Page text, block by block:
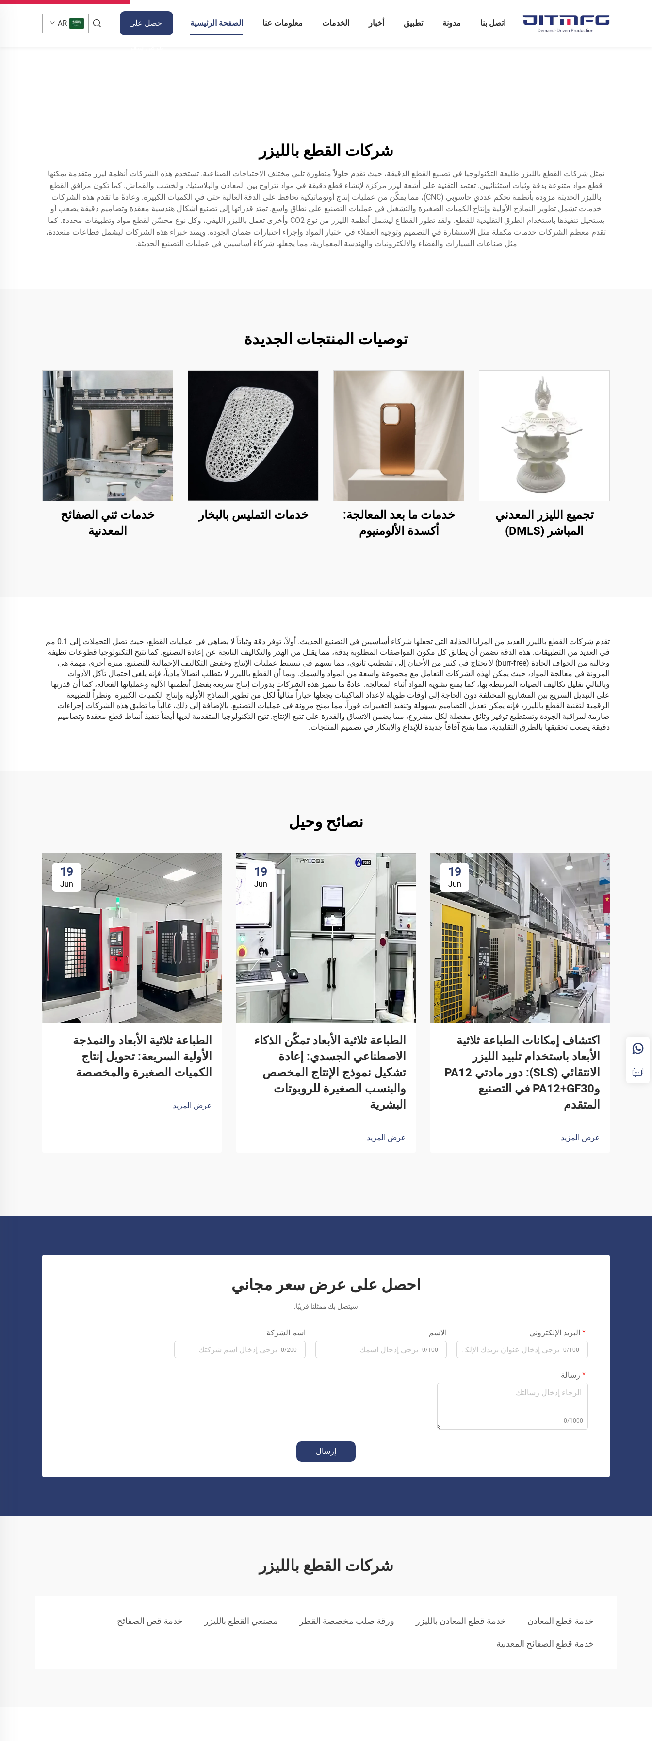
الصفحة الرئيسية معلومات عنا الخدمات أخبار تطبيق مدونة اتصل بنا احصل على AR
شركات القطع بالليزر
تمثل شركات القطع بالليزر طليعة التكنولوجيا في تصنيع القطع الدقيقة، حيث تقدم حلولاً متطورة تلبي مختلف الاحتياجات الصناعية. تستخدم هذه الشركات أنظمة ليزر متقدمة يمكنها
قطع مواد متنوعة بدقة وثبات استثنائيين. تعتمد التقنية على أشعة ليزر مركزة لإنشاء قطع دقيقة في مواد تتراوح بين المعادن والبلاستيك والخشب والقماش. كما تكون مرافق القطع
بالليزر الحديثة مزودة بأنظمة تحكم عددي حاسوبي (CNC)، مما يمكّن من عمليات إنتاج أوتوماتيكية تحافظ على الدقة العالية حتى في الكميات الكبيرة. وعادةً ما تقدم هذه الشركات
خدمات تشمل تطوير النماذج الأولية وإنتاج الكميات الصغيرة والتشغيل في عمليات التصنيع على نطاق واسع. تمتد قدراتها إلى تصنيع أشكال هندسية معقدة وتصاميم دقيقة يصعب أو
يستحيل تنفيذها باستخدام الطرق التقليدية للقطع. ولقد تطور القطاع ليشمل أنظمة الليزر من نوع CO2 وأخرى تعمل بالليزر الليفي، وكل نوع محسّن لقطع مواد وتطبيقات محددة. كما
تقدم معظم الشركات خدمات مكملة مثل الاستشارة في التصميم وتوجيه العملاء في اختيار المواد وإجراء اختبارات ضمان الجودة. ويمتد خبراء هذه الشركات ليشمل قطاعات متعددة،
مثل صناعات السيارات والفضاء والالكترونيات والهندسة المعمارية، مما يجعلها شركاء أساسيين في عمليات التصنيع الحديثة.
توصيات المنتجات الجديدة
تجميع الليزر المعدني
المباشر (DMLS)
خدمات ما بعد المعالجة:
أكسدة الألومنيوم
خدمات التمليس بالبخار
خدمات ثني الصفائح
المعدنية
تقدم شركات القطع بالليزر العديد من المزايا الجذابة التي تجعلها شركاء أساسيين في التصنيع الحديث. أولاً، توفر دقة وثباتاً لا يضاهى في عمليات القطع، حيث تصل التحملات إلى 0.1 مم
في العديد من التطبيقات. هذه الدقة تضمن أن يطابق كل مكون المواصفات المطلوبة بدقة، مما يقلل من الهدر والتكاليف الناتجة عن إعادة التصنيع. كما تتيح التكنولوجيا قطوعات نظيفة
وخالية من الحواف الحادة (burr-free) لا تحتاج في كثير من الأحيان إلى تشطيب ثانوي، مما يسهم في تبسيط عمليات الإنتاج وخفض التكاليف الإجمالية للتصنيع. ميزة أخرى مهمة هي
المرونة في معالجة المواد، حيث يمكن لهذه الشركات التعامل مع مجموعة واسعة من المواد والسمك. وبما أن القطع بالليزر لا يتطلب اتصالاً مادياً، فإنه يلغي احتمال تآكل الأدوات
وبالتالي تقليل تكاليف الصيانة المرتبطة بها، كما يمنع تشويه المواد أثناء المعالجة. عادةً ما تتميز هذه الشركات بدورات إنتاج سريعة بفضل أنظمتها الآلية وعملياتها الفعالة، كما أن قدرتها
على التبديل السريع بين المشاريع المختلفة دون الحاجة إلى أوقات طويلة لإعداد الماكينات يجعلها خياراً مثالياً لكل من تطوير النماذج الأولية وإنتاج الكميات الكبيرة. ونظراً للطبيعة
الرقمية لتقنية القطع بالليزر، فإنه يمكن تعديل التصاميم بسهولة وتنفيذ التغييرات فوراً، مما يمنح مرونة في عمليات التصنيع. بالإضافة إلى ذلك، غالباً ما تطبق هذه الشركات إجراءات
صارمة لمراقبة الجودة وتستطيع توفير وثائق مفصلة لكل مشروع، مما يضمن الاتساق والقدرة على تتبع الإنتاج. تتيح التكنولوجيا المتقدمة لديها أيضاً تنفيذ أنماط قطع معقدة وتصاميم
دقيقة يصعب تحقيقها بالطرق التقليدية، مما يفتح آفاقاً جديدة للإبداع والابتكار في تصميم المنتجات.
نصائح وحيل
19
Jun
اكتشاف إمكانات الطباعة ثلاثية
الأبعاد باستخدام تلبيد الليزر
الانتقائي (SLS): دور مادتي PA12
وPA12+GF30 في التصنيع
المتقدم
عرض المزيد
19
Jun
الطباعة ثلاثية الأبعاد تمكّن الذكاء
الاصطناعي الجسدي: إعادة
تشكيل نموذج الإنتاج المخصص
والبنسب الصغيرة للروبوتات
البشرية
عرض المزيد
19
Jun
الطباعة ثلاثية الأبعاد والنمذجة
الأولية السريعة: تحويل إنتاج
الكميات الصغيرة والمخصصة
عرض المزيد
احصل على عرض سعر مجاني
سيتصل بك ممثلنا قريبًا.
البريد الإلكتروني
0/100
الاسم
0/100
اسم الشركة
0/200
رسالة
0/1000
إرسال
شركات القطع بالليزر
خدمة قطع المعادن خدمة قطع المعادن بالليزر ورقة صلب مخصصة القطر مصنعي القطع بالليزر خدمة قص الصفائح
خدمة قطع الصفائح المعدنية